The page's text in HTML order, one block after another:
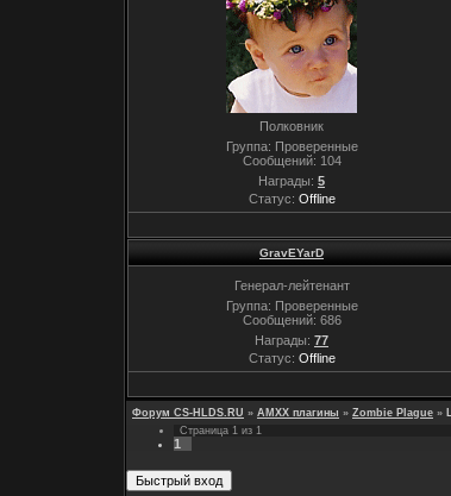
Полковник
Группа: Проверенные
Сообщений: 104
Награды: 5
Статус: Offline
GravEYarD
Генерал-лейтенант
Группа: Проверенные
Сообщений: 686
Награды: 77
Статус: Offline
Форум CS-HLDS.RU » AMXX плагины » Zombie Plague »
Страница 1 из 1
1